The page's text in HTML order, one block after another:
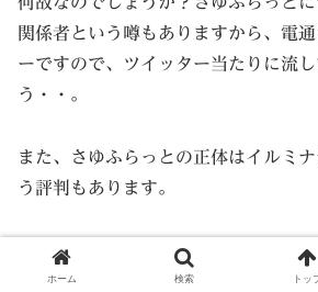
関係者という噂もありますから、電
ーですので、ツイッター当たりに流
う・・。
また、さゆふらっとの正体はイルミ
う評判もあります。
さゆふらっとまうんどの特徴
ホーム 検索 トッ